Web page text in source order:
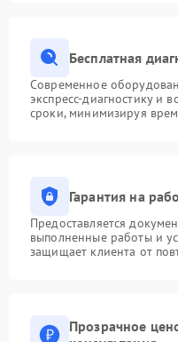
Бесплатная
Современное
экспресс-диагностику и
сроки, минимизируя
Гарантия на
Предоставляется
выполненные работы и
защищает клиента от
Прозрачное